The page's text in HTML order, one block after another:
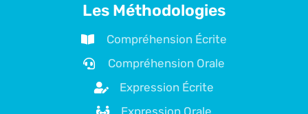
Les Méthodologies
Compréhension Écrite
Compréhension Orale
Expression Écrite